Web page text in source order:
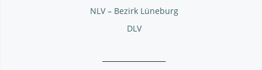
NLV – Bezirk Lüneburg
DLV